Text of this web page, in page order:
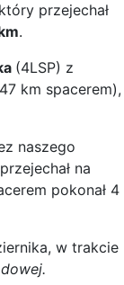
przejechał
.
(4LSP) z
km spacerem),
naszego
na
pokonał 4
w trakcie